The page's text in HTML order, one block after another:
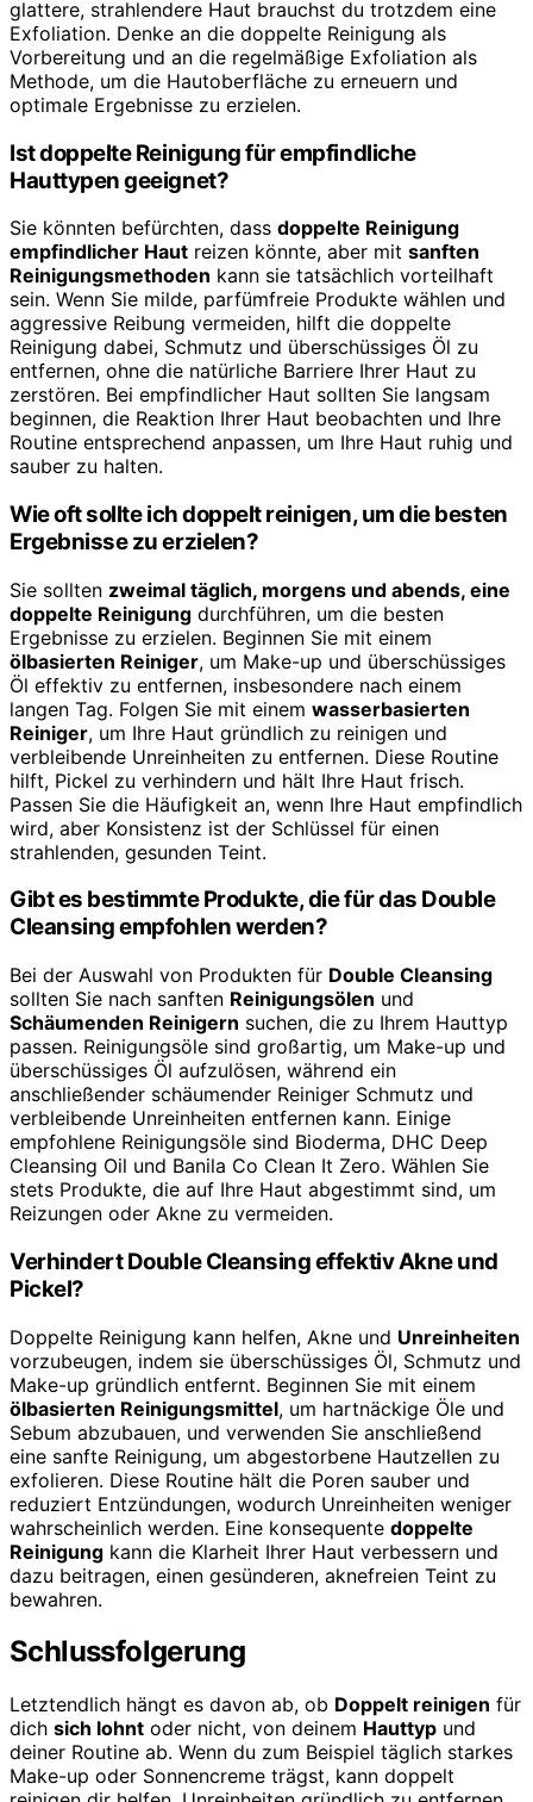
glattere, strahlendere Haut brauchst du trotzdem eine
Exfoliation. Denke an die doppelte Reinigung als
Vorbereitung und an die regelmäßige Exfoliation als
Methode, um die Hautoberfläche zu erneuern und
optimale Ergebnisse zu erzielen.
Ist doppelte Reinigung für empfindliche
Hauttypen geeignet?
Sie könnten befürchten, dass doppelte Reinigung
empfindlicher Haut reizen könnte, aber mit sanften
Reinigungsmethoden kann sie tatsächlich vorteilhaft
sein. Wenn Sie milde, parfümfreie Produkte wählen und
aggressive Reibung vermeiden, hilft die doppelte
Reinigung dabei, Schmutz und überschüssiges Öl zu
entfernen, ohne die natürliche Barriere Ihrer Haut zu
zerstören. Bei empfindlicher Haut sollten Sie langsam
beginnen, die Reaktion Ihrer Haut beobachten und Ihre
Routine entsprechend anpassen, um Ihre Haut ruhig und
sauber zu halten.
Wie oft sollte ich doppelt reinigen, um die besten
Ergebnisse zu erzielen?
Sie sollten zweimal täglich, morgens und abends, eine
doppelte Reinigung durchführen, um die besten
Ergebnisse zu erzielen. Beginnen Sie mit einem
ölbasierten Reiniger, um Make-up und überschüssiges
Öl effektiv zu entfernen, insbesondere nach einem
langen Tag. Folgen Sie mit einem wasserbasierten
Reiniger, um Ihre Haut gründlich zu reinigen und
verbleibende Unreinheiten zu entfernen. Diese Routine
hilft, Pickel zu verhindern und hält Ihre Haut frisch.
Passen Sie die Häufigkeit an, wenn Ihre Haut empfindlich
wird, aber Konsistenz ist der Schlüssel für einen
strahlenden, gesunden Teint.
Gibt es bestimmte Produkte, die für das Double
Cleansing empfohlen werden?
Bei der Auswahl von Produkten für Double Cleansing
sollten Sie nach sanften Reinigungsölen und
Schäumenden Reinigern suchen, die zu Ihrem Hauttyp
passen. Reinigungsöle sind großartig, um Make-up und
überschüssiges Öl aufzulösen, während ein
anschließender schäumender Reiniger Schmutz und
verbleibende Unreinheiten entfernen kann. Einige
empfohlene Reinigungsöle sind Bioderma, DHC Deep
Cleansing Oil und Banila Co Clean It Zero. Wählen Sie
stets Produkte, die auf Ihre Haut abgestimmt sind, um
Reizungen oder Akne zu vermeiden.
Verhindert Double Cleansing effektiv Akne und
Pickel?
Doppelte Reinigung kann helfen, Akne und Unreinheiten
vorzubeugen, indem sie überschüssiges Öl, Schmutz und
Make-up gründlich entfernt. Beginnen Sie mit einem
ölbasierten Reinigungsmittel, um hartnäckige Öle und
Sebum abzubauen, und verwenden Sie anschließend
eine sanfte Reinigung, um abgestorbene Hautzellen zu
exfolieren. Diese Routine hält die Poren sauber und
reduziert Entzündungen, wodurch Unreinheiten weniger
wahrscheinlich werden. Eine konsequente doppelte
Reinigung kann die Klarheit Ihrer Haut verbessern und
dazu beitragen, einen gesünderen, aknefreien Teint zu
bewahren.
Schlussfolgerung
Letztendlich hängt es davon ab, ob Doppelt reinigen für
dich sich lohnt oder nicht, von deinem Hauttyp und
deiner Routine ab. Wenn du zum Beispiel täglich starkes
Make-up oder Sonnencreme trägst, kann doppelt